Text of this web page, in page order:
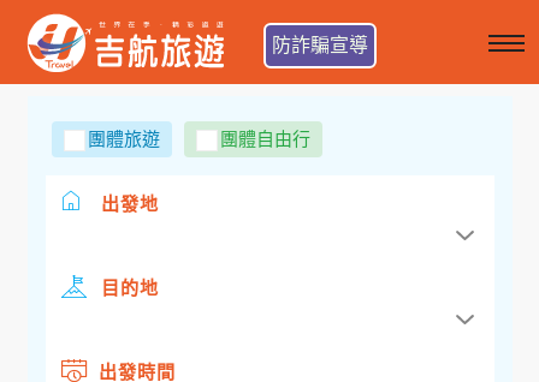
防詐騙宣導
團體旅遊 團體自由行
出發地
目的地
出發時間